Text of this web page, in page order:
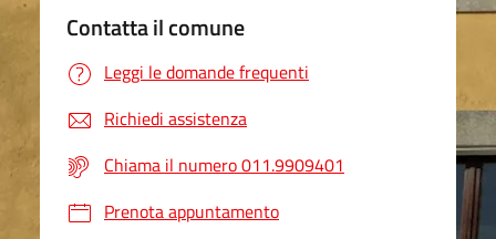
Contatta il comune
Leggi le domande frequenti
Richiedi assistenza
Chiama il numero 011.9909401
Prenota appuntamento